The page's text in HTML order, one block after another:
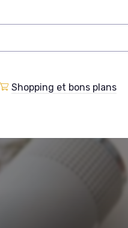
Shopping et bons plans